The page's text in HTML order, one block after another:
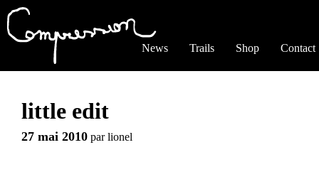
News Trails Shop Contact
little edit
27 mai 2010 parlionel